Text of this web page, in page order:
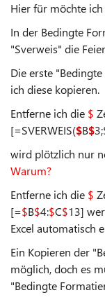
Hier für möchte
In der Bedingte
"Sverweis" die
Die erste
ich diese kopieren.
Entferne ich die $
[=SVERWEIS($B$
wird plötzlich nur
Warum?
Entferne ich die $
[=$B$4:$C$13]
Excel automatisch
Ein Kopieren der
möglich, doch es
"Bedingte